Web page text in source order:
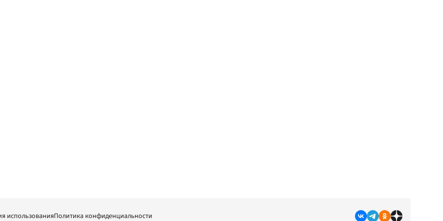
использованияПолитика конфиденциальности